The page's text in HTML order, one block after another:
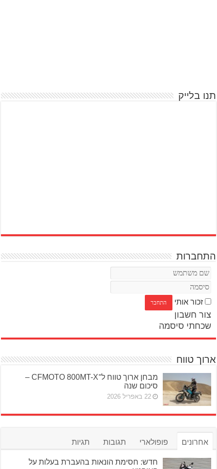
תנו בלייק
התחברות
זכור אותי
צור חשבון
שכחתי סיסמה
ארוך טווח
מבחן ארוך טווח ל־CFMOTO 800MT-X –
סיכום שנה
22 באפריל 2026
אחרונים פופולארי תגובות תגיות
חדש: חסימת הונאות בהעברת בעלות על